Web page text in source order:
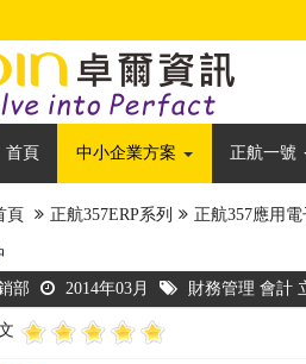
首頁 中小企業方案 正航一號
頁 正航357ERP系列 正航357應用電
部
2014年03月 財務管理 會計